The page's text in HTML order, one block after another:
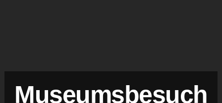
Museumsbesuch